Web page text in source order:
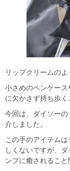
リップクリームの
小さめのペンケー
に欠かさず持ち歩く
今回は、ダイソー
介しました。
この手のアイテム
しくないですが、
ンプに癒されること